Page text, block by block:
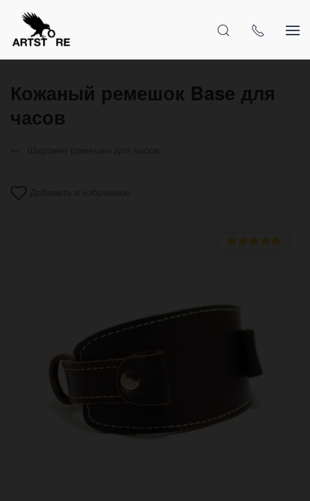
Кожаный ремешок Base для
часов